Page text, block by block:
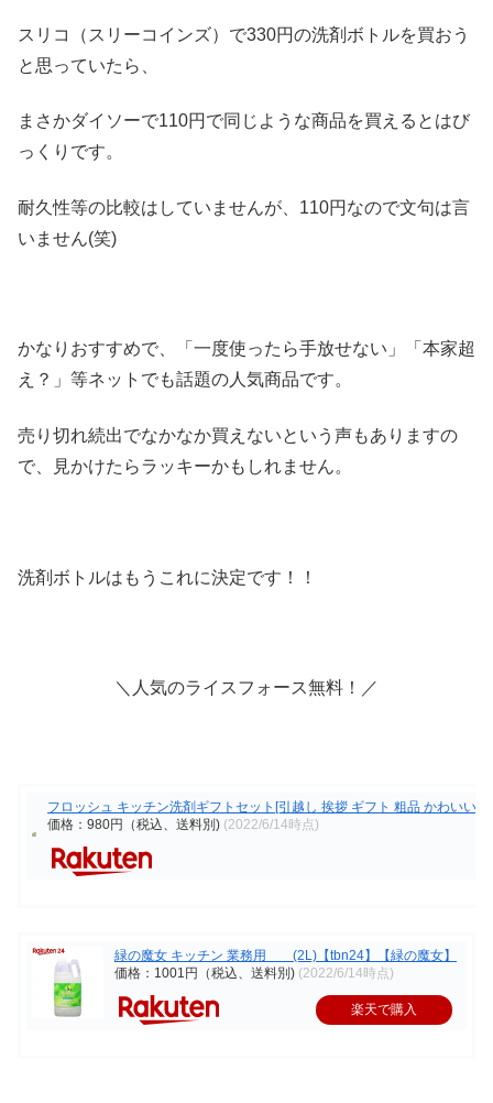
スリコ（スリーコインズ）で330円の洗剤ボトルを買おう
と思っていたら、
まさかダイソーで110円で同じような商品を買えるとはび
っくりです。
耐久性等の比較はしていませんが、110円なので文句は言
いません(笑)
かなりおすすめで、「一度使ったら手放せない」「本家超
え？」等ネットでも話題の人気商品です。
売り切れ続出でなかなか買えないという声もありますの
で、見かけたらラッキーかもしれません。
洗剤ボトルはもうこれに決定です！！
＼人気のライスフォース無料！／
フロッシュ キッチン洗剤ギフトセット[引越し 挨拶 ギフト 粗品 かわいい
価格：980円（税込、送料別) (2022/6/14時点)
緑の魔女 キッチン 業務用 (2L)【tbn24】【緑の魔女】
価格：1001円（税込、送料別) (2022/6/14時点)
楽天で購入